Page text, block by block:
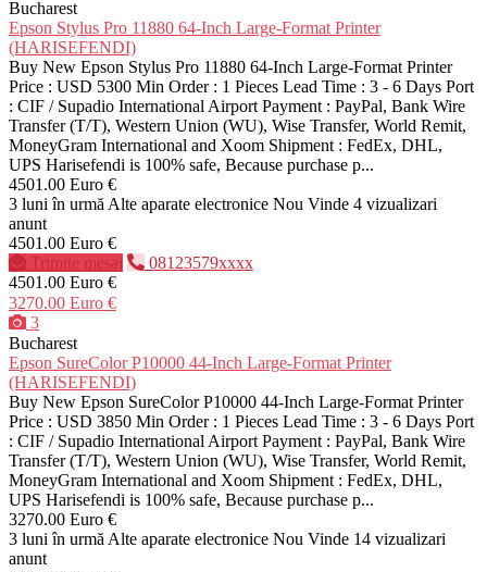
Bucharest
Epson Stylus Pro 11880 64-Inch Large-Format Printer
(HARISEFENDI)
Buy New Epson Stylus Pro 11880 64-Inch Large-Format Printer
Price : USD 5300 Min Order : 1 Pieces Lead Time : 3 - 6 Days Port
: CIF / Supadio International Airport Payment : PayPal, Bank Wire
Transfer (T/T), Western Union (WU), Wise Transfer, World Remit,
MoneyGram International and Xoom Shipment : FedEx, DHL,
UPS Harisefendi is 100% safe, Because purchase p...
4501.00 Euro €
3 luni în urmă Alte aparate electronice Nou Vinde 4 vizualizari
anunt
4501.00 Euro €
Trimite mesaj
08123579xxxx
4501.00 Euro €
3270.00 Euro €
3
Bucharest
Epson SureColor P10000 44-Inch Large-Format Printer
(HARISEFENDI)
Buy New Epson SureColor P10000 44-Inch Large-Format Printer
Price : USD 3850 Min Order : 1 Pieces Lead Time : 3 - 6 Days Port
: CIF / Supadio International Airport Payment : PayPal, Bank Wire
Transfer (T/T), Western Union (WU), Wise Transfer, World Remit,
MoneyGram International and Xoom Shipment : FedEx, DHL,
UPS Harisefendi is 100% safe, Because purchase p...
3270.00 Euro €
3 luni în urmă Alte aparate electronice Nou Vinde 14 vizualizari
anunt